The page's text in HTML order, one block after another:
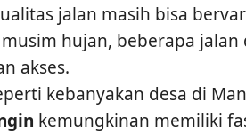
jalan masih bisa
hujan, beberapa jalan
akses.
kebanyakan desa di
kemungkinan memiliki